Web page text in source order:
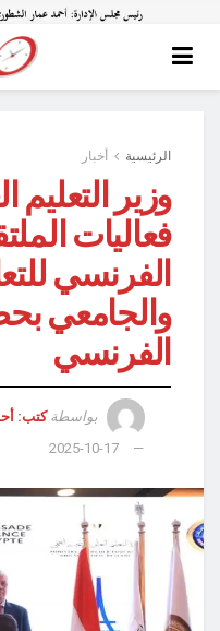
الرئيسية أخبار
وزير التعليم
فعاليات
الفرنسي
والجامعي
الفرنسي
بواسطة كتب:
2025-10-17